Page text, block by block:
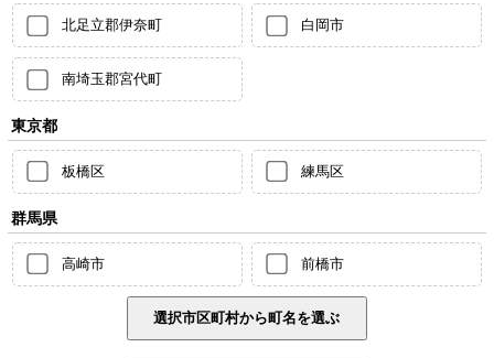
北足立郡伊奈町 白岡市
南埼玉郡宮代町
東京都
板橋区 練馬区
群馬県
高崎市 前橋市